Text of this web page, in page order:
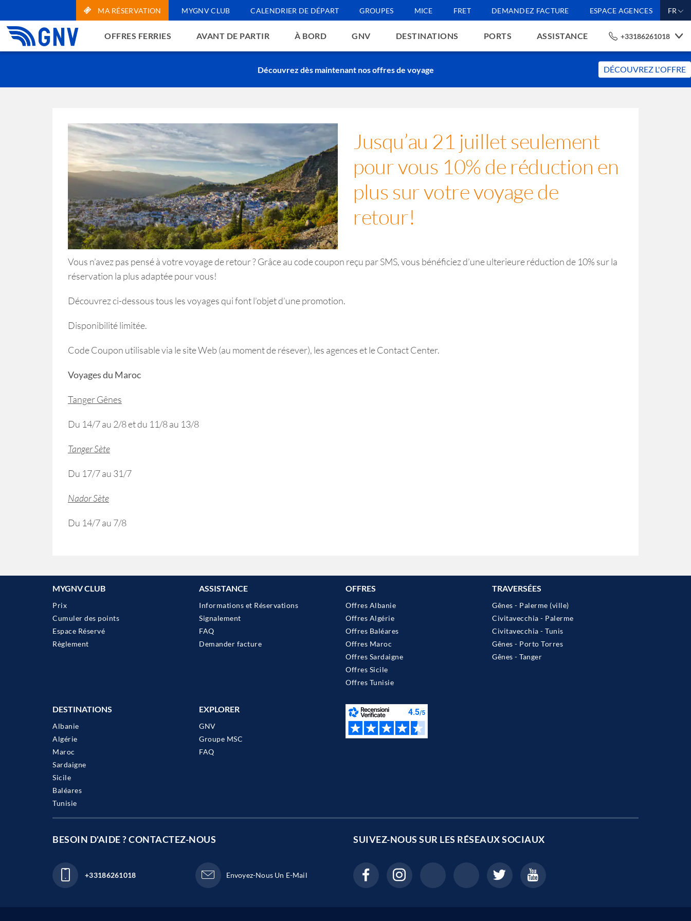
MA RÉSERVATION MYGNV CLUB CALENDRIER DE DÉPART GROUPES MICE FRET DEMANDEZ FACTURE ESPACE AGENCES FR
OFFRES FERRIES AVANT DE PARTIR À BORD GNV DESTINATIONS PORTS ASSISTANCE +33186261018
Découvrez dès maintenant nos offres de voyage DÉCOUVREZ L'OFFRE
Jusqu’au 21 juillet seulement
pour vous 10% de réduction en
plus sur votre voyage de
retour!
Vous n’avez pas pensé à votre voyage de retour ? Grâce au code coupon reçu par SMS, vous bénéficiez d’une ulterieure réduction de 10% sur la
réservation la plus adaptée pour vous!
Découvrez ci-dessous tous les voyages qui font l’objet d’une promotion.
Disponibilité limitée.
Code Coupon utilisable via le site Web (au moment de résever), les agences et le Contact Center.
Voyages du Maroc
Tanger Gênes
Du 14/7 au 2/8 et du 11/8 au 13/8
Tanger Sète
Du 17/7 au 31/7
Nador Sète
Du 14/7 au 7/8
MYGNV CLUB
Prix
Cumuler des points
Espace Réservé
Règlement
ASSISTANCE
Informations et Réservations
Signalement
FAQ
Demander facture
OFFRES
Offres Albanie
Offres Algérie
Offres Baléares
Offres Maroc
Offres Sardaigne
Offres Sicile
Offres Tunisie
TRAVERSÉES
Gênes - Palerme (ville)
Civitavecchia - Palerme
Civitavecchia - Tunis
Gênes - Porto Torres
Gênes - Tanger
DESTINATIONS
Albanie
Algérie
Maroc
Sardaigne
Sicile
Baléares
Tunisie
EXPLORER
GNV
Groupe MSC
FAQ
BESOIN D'AIDE ? CONTACTEZ-NOUS
+33186261018 Envoyez-Nous Un E-Mail
SUIVEZ-NOUS SUR LES RÉSEAUX SOCIAUX